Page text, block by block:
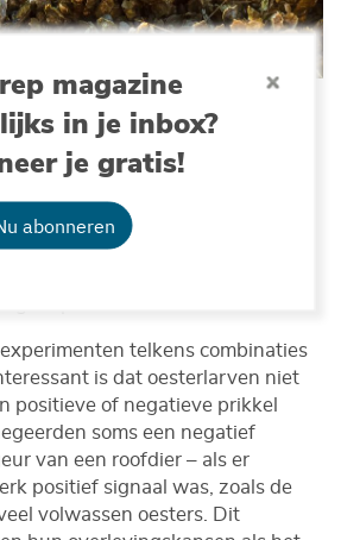
magazine
in je inbox?
je gratis!
abonneren
oesterlarven ook negatieve
zoals de geur en
zoals krabben of
In de experimenten van Sarah
de geur van bepaalde krabben
ertoe aan te zetten verder te
plek.
telkens combinaties
is dat oesterlarven niet
positieve of negatieve prikkel
soms een negatief
van een roofdier – als er
positief signaal was, zoals de
volwassen oesters. Dit